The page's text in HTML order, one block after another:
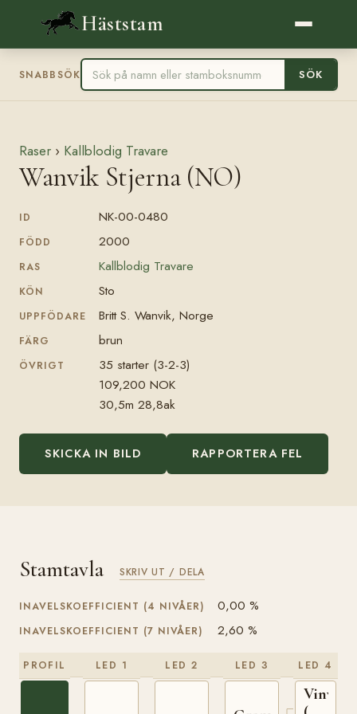
Häststam
SNABBSÖK SÖK
Raser › Kallblodig Travare
Wanvik Stjerna (NO)
ID NK-00-0480
FÖDD 2000
RAS Kallblodig Travare
KÖN Sto
UPPFÖDARE Britt S. Wanvik, Norge
FÄRG brun
ÖVRIGT
35 starter (3-2-3)
109,200 NOK
30,5m 28,8ak
SKICKA IN BILD RAPPORTERA FEL
Stamtavla SKRIV UT / DELA
INAVELSKOEFFICIENT (4 NIVÅER) 0,00 %
INAVELSKOEFFICIENT (7 NIVÅER) 2,60 %
PROFIL LED 1 LED 2 LED 3 LED 4
Vinvar